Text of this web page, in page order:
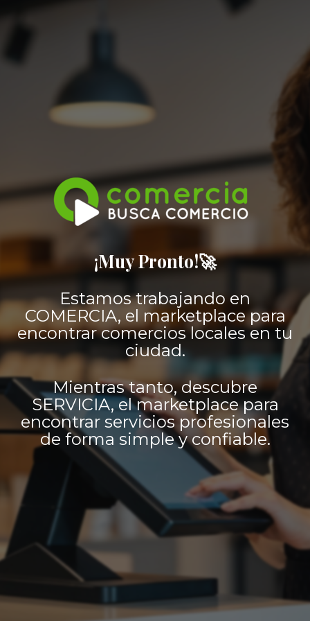
¡Muy Pronto!🚀
Estamos trabajando en
COMERCIA, el marketplace para
encontrar comercios locales en tu
ciudad.
Mientras tanto, descubre
SERVICIA, el marketplace para
encontrar servicios profesionales
de forma simple y confiable.